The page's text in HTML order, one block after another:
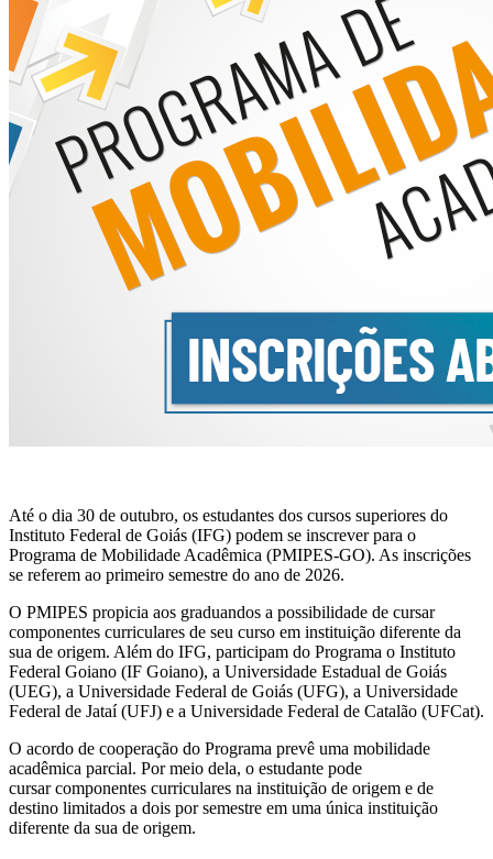
Até o dia 30 de outubro, os estudantes dos cursos superiores do
Instituto Federal de Goiás (IFG) podem se inscrever para o
Programa de Mobilidade Acadêmica (PMIPES-GO). As inscrições
se referem ao primeiro semestre do ano de 2026.
O PMIPES propicia aos graduandos a possibilidade de cursar
componentes curriculares de seu curso em instituição diferente da
sua de origem. Além do IFG, participam do Programa o Instituto
Federal Goiano (IF Goiano), a Universidade Estadual de Goiás
(UEG), a Universidade Federal de Goiás (UFG), a Universidade
Federal de Jataí (UFJ) e a Universidade Federal de Catalão (UFCat).
O acordo de cooperação do Programa prevê uma mobilidade
acadêmica parcial. Por meio dela, o estudante pode
cursar componentes curriculares na instituição de origem e de
destino limitados a dois por semestre em uma única instituição
diferente da sua de origem.